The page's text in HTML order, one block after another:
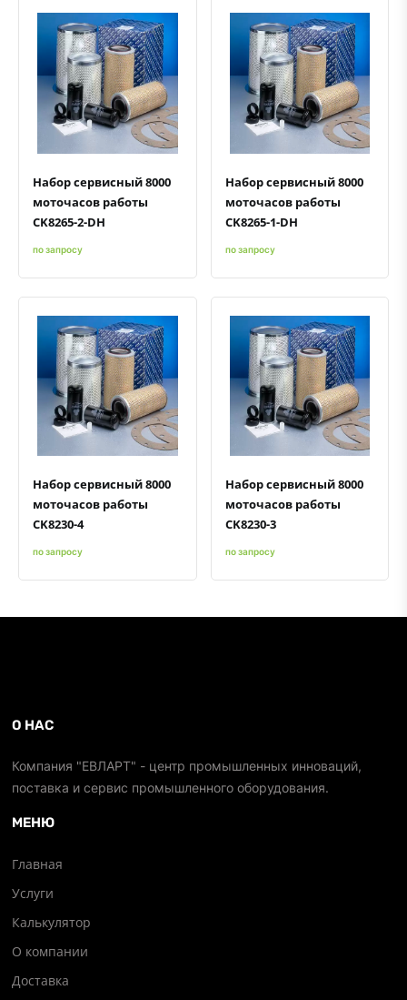
Быстрый просмотрДобавить к сравнению
Добавить в избранное
Набор сервисный 8000
моточасов работы
CK8265-2-DH
по запросу
Быстрый просмотрДобавить к сравнению
Добавить в избранное
Набор сервисный 8000
моточасов работы
CK8265-1-DH
по запросу
Быстрый просмотрДобавить к сравнению
Добавить в избранное
Набор сервисный 8000
моточасов работы
CK8230-4
по запросу
Быстрый просмотрДобавить к сравнению
Добавить в избранное
Набор сервисный 8000
моточасов работы
CK8230-3
по запросу
О НАС
Компания "ЕВЛАРТ" - центр промышленных инноваций,
поставка и сервис промышленного оборудования.
МЕНЮ
Главная
Услуги
Калькулятор
О компании
Доставка